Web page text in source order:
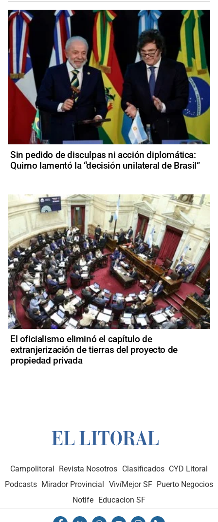
Sin pedido de disculpas ni acción diplomática:
Quirno lamentó la “decisión unilateral de Brasil”
El oficialismo eliminó el capítulo de
extranjerización de tierras del proyecto de
propiedad privada
Campolitoral Revista Nosotros Clasificados CYD Litoral
Podcasts Mirador Provincial VivíMejor SF Puerto Negocios
Notife Educacion SF